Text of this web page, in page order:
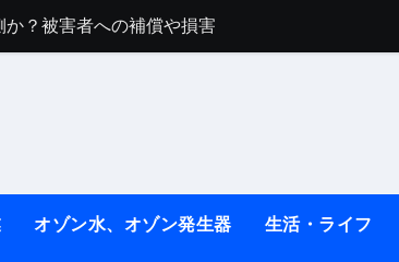
？被害者への補償や損害賠償をわかりやすく解説
イエット
オゾン水、オゾン発生器 生活・ライフ